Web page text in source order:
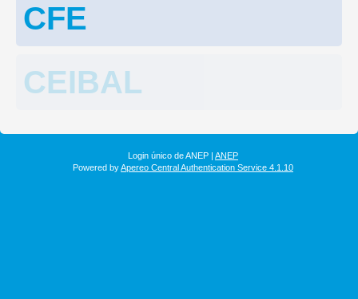
CFE
CEIBAL
Login único de ANEP | ANEP
Powered byApereo Central Authentication Service 4.1.10